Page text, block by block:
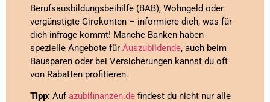
Berufsausbildungsbeihilfe (BAB), Wohngeld oder
vergünstigte Girokonten – informiere dich, was für
dich infrage kommt! Manche Banken haben
spezielle Angebote für Auszubildende, auch beim
Bausparen oder bei Versicherungen kannst du oft
von Rabatten profitieren.
Tipp: Aufazubifinanzen.de findest du nicht nur alle